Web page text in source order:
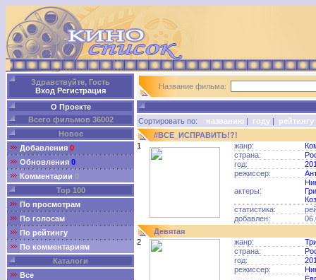
Здравствуйте, Гость
Вход Регистрация
О Проекте
Всего фильмов 36002
Новое
Добавления 0
Обновления 0
Комментарии 0
Top 100
По просмотрам
По голосам
По рейтингу
По комментариям
Каталоги
Все
Название фильма:
Сортировать по: названию | году | рейтингу
#ВСЕ_ИСПРАВИТЬ!?!
1
жанр:
страна:
год:
режиссер:
актеры:
статистика:
добавлен:
Девятая
2
жанр:
страна:
год:
режиссер: